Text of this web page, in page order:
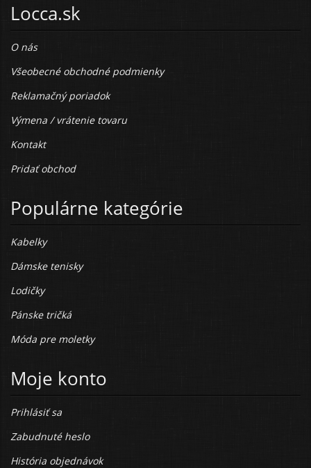
Locca.sk
O nás
Všeobecné obchodné podmienky
Reklamačný poriadok
Výmena / vrátenie tovaru
Kontakt
Pridať obchod
Populárne kategórie
Kabelky
Dámske tenisky
Lodičky
Pánske tričká
Móda pre moletky
Moje konto
Prihlásiť sa
Zabudnuté heslo
História objednávok